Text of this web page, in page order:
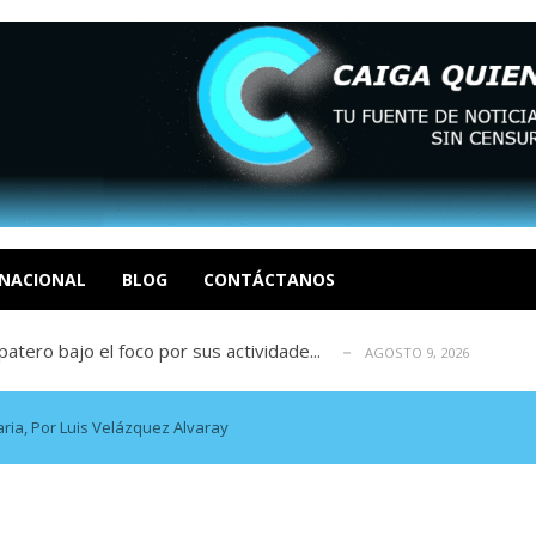
BLOG CONTÁCTANOS
en Venezuela tras finalizar su mis... AGOSTO 9, 2026
fondos para afectados por los terr... AGOSTO 9, 2026
deja un policía muerto AGOSTO 9, 2026
bajo el foco por sus actividade...
las secuelas que deja la prisión ... AGOSTO 9, 2026
en Venezuela tras finalizar su mis... AGOSTO 9, 2026
fondos para afectados por los terr...
deja un policía muerto AGOSTO 9, 2026
Por Luis Velázquez Alvaray